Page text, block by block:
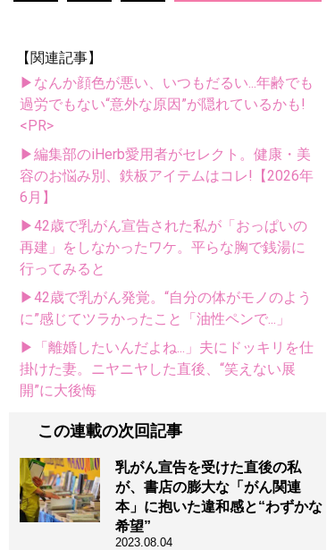
【関連記事】
▶なんか顔色が悪い、いつもだるい...年齢でも
過労でもない“意外な原因”が隠れているかも!
<PR>
▶編集部のiHerb愛用者がセレクト。健康・美
容のお悩み別、鉄板アイテムはコレ!【2026年
6月】
▶42歳で乳がん宣告された私が「おっぱいの
再建」をしなかったワケ。平らな胸で銭湯に
行ってみると
▶42歳で乳がん発覚。“自分の体がモノのよう
に”感じてツラかったこと「油性ペンで...」
▶「離婚したいんだよね...」夫にドッキリを仕
掛けた妻。ニヤニヤした直後、“笑えない展
開”に大後悔
この連載の次回記事
乳がん宣告を受けた直後の私
が、書店の膨大な「がん関連
本」に抱いた違和感と“わずかな
希望”
2023.08.04